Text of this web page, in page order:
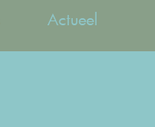
Actueel